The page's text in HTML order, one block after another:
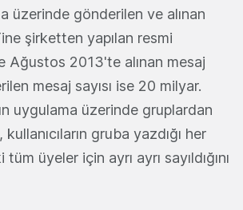
üzerinde gönderilen ve alınan
şirketten yapılan resmi
Ağustos 2013'te alınan mesaj
mesaj sayısı ise 20 milyar.
uygulama üzerinde gruplardan
kullanıcıların gruba yazdığı her
üyeler için ayrı ayrı sayıldığını